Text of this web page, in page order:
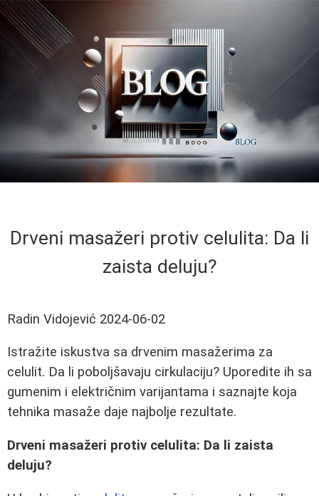
Drveni masažeri protiv celulita: Da li
zaista deluju?
Radin Vidojević 2024-06-02
Istražite iskustva sa drvenim masažerima za
celulit. Da li poboljšavaju cirkulaciju? Uporedite ih sa
gumenim i električnim varijantama i saznajte koja
tehnika masaže daje najbolje rezultate.
Drveni masažeri protiv celulita: Da li zaista
deluju?